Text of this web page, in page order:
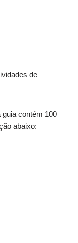
de
contém 100
abaixo: